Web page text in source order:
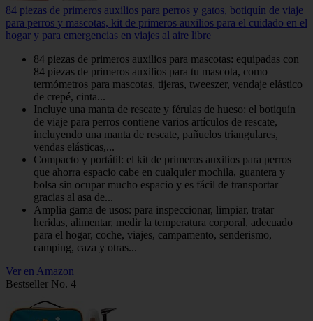
84 piezas de primeros auxilios para perros y gatos, botiquín de viaje
para perros y mascotas, kit de primeros auxilios para el cuidado en el
hogar y para emergencias en viajes al aire libre
84 piezas de primeros auxilios para mascotas: equipadas con
84 piezas de primeros auxilios para tu mascota, como
termómetros para mascotas, tijeras, tweeszer, vendaje elástico
de crepé, cinta...
Incluye una manta de rescate y férulas de hueso: el botiquín
de viaje para perros contiene varios artículos de rescate,
incluyendo una manta de rescate, pañuelos triangulares,
vendas elásticas,...
Compacto y portátil: el kit de primeros auxilios para perros
que ahorra espacio cabe en cualquier mochila, guantera y
bolsa sin ocupar mucho espacio y es fácil de transportar
gracias al asa de...
Amplia gama de usos: para inspeccionar, limpiar, tratar
heridas, alimentar, medir la temperatura corporal, adecuado
para el hogar, coche, viajes, campamento, senderismo,
camping, caza y otras...
Ver en Amazon
Bestseller No. 4